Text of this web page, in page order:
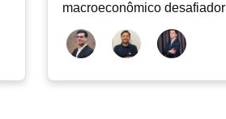
macroeconômico desafiador